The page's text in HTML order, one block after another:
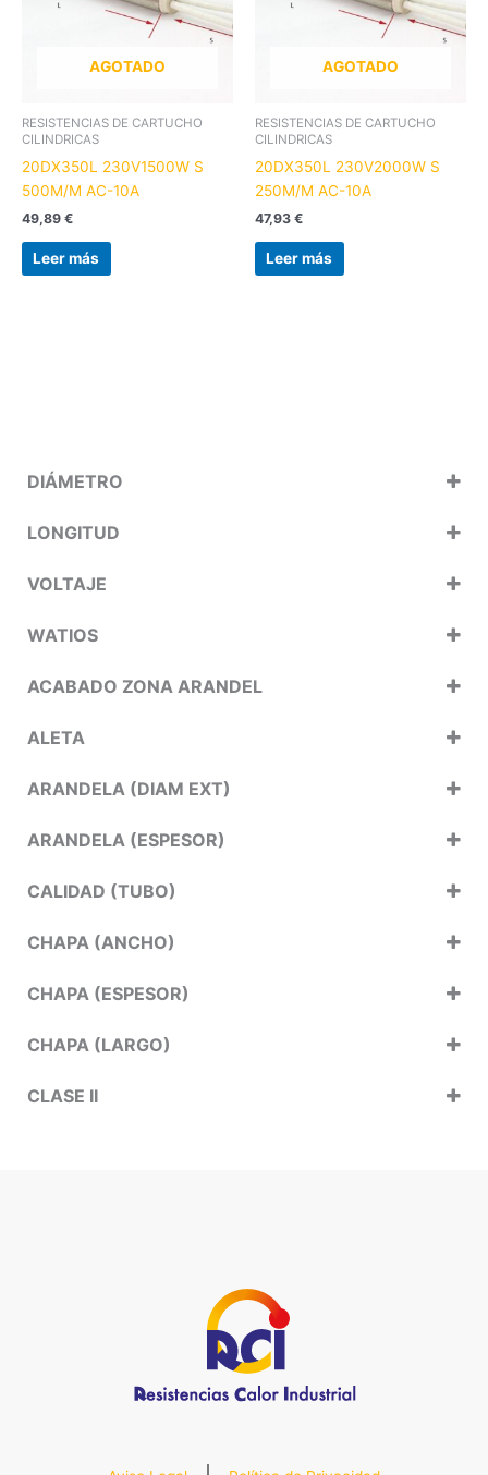
DIÁMETRO
LONGITUD
VOLTAJE
WATIOS
ACABADO ZONA ARANDEL
ALETA
ARANDELA (DIAM EXT)
ARANDELA (ESPESOR)
CALIDAD (TUBO)
CHAPA (ANCHO)
CHAPA (ESPESOR)
CHAPA (LARGO)
CLASE II
AGOTADO
RESISTENCIAS DE CARTUCHO
CILINDRICAS
20DX350L 230V1500W S
500M/M AC-10A
49,89 €
Leer más
AGOTADO
RESISTENCIAS DE CARTUCHO
CILINDRICAS
20DX350L 230V2000W S
250M/M AC-10A
47,93 €
Leer más